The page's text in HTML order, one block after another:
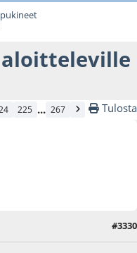
225 ... 267 Tulosta
#3330